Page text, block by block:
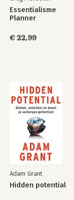
Bekijk alle boeken
Essentialisme
Planner
€ 22,99
Adam Grant
Hidden potential